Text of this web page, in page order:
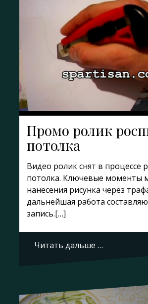
Промо ролик
потолка
Видео ролик снят в процессе
потолка. Ключевые моменты
нанесения рисунка через
дальнейшая работа
запись.[…]
Читать дальше …